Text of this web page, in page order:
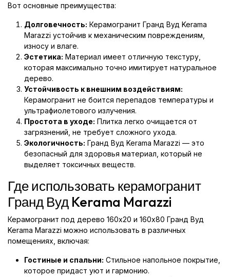
Вот основные преимущества:
Долговечность: Керамогранит Гранд Вуд Kerama
Marazzi устойчив к механическим повреждениям,
износу и влаге.
Эстетика: Материал имеет отличную текстуру,
которая максимально точно имитирует натуральное
дерево.
Устойчивость к внешним воздействиям:
Керамогранит не боится перепадов температуры и
ультрафиолетового излучения.
Простота в уходе: Плитка легко очищается от
загрязнений, не требует сложного ухода.
Экологичность: Гранд Вуд Kerama Marazzi — это
безопасный для здоровья материал, который не
выделяет токсичных веществ.
Где использовать керамогранит
Гранд Вуд Kerama Marazzi
Керамогранит под дерево 160x20 и 160x80 Гранд Вуд
Kerama Marazzi можно использовать в различных
помещениях, включая:
Гостиные и спальни: Стильное напольное покрытие,
которое придаст уют и гармонию.